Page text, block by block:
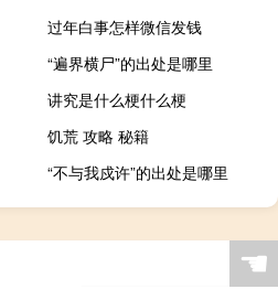
过年白事怎样微信发钱
“遍界横尸”的出处是哪里
讲究是什么梗什么梗
饥荒 攻略 秘籍
“不与我戍许”的出处是哪里
☚